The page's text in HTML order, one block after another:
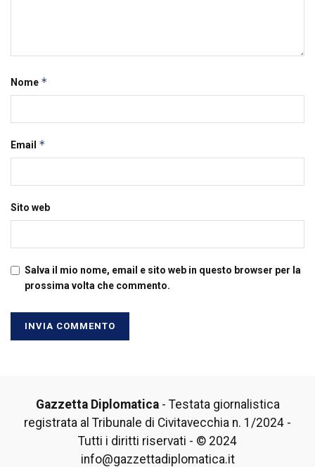
Nome *
Email *
Sito web
Salva il mio nome, email e sito web in questo browser per la
prossima volta che commento.
Gazzetta Diplomatica- Testata giornalistica
registrata al Tribunale di Civitavecchia n. 1/2024 -
Tutti i diritti riservati - © 2024
info@gazzettadiplomatica.it